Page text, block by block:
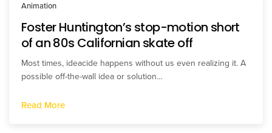
Animation
Foster Huntington’s stop-motion short
of an 80s Californian skate off
Most times, ideacide happens without us even realizing it. A
possible off-the-wall idea or solution…
Read More